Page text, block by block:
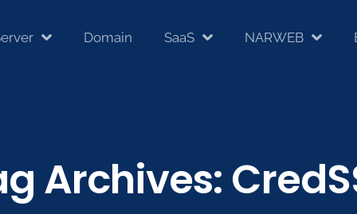
Domain SaaS NARWEB
Archives: